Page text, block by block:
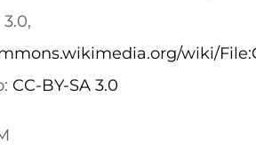
3.0,
wiki/
CC-BY-SA 3.0